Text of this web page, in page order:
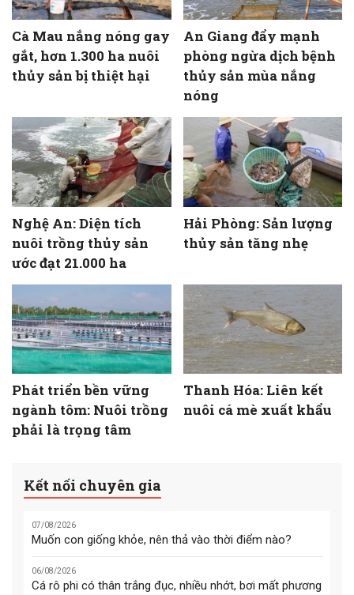
Cà Mau nắng nóng gay
gắt, hơn 1.300 ha nuôi
thủy sản bị thiệt hại
An Giang đẩy mạnh
phòng ngừa dịch bệnh
thủy sản mùa nắng
nóng
Nghệ An: Diện tích
nuôi trồng thủy sản
ước đạt 21.000 ha
Hải Phòng: Sản lượng
thủy sản tăng nhẹ
Phát triển bền vững
ngành tôm: Nuôi trồng
phải là trọng tâm
Thanh Hóa: Liên kết
nuôi cá mè xuất khẩu
Kết nối chuyên gia
07/08/2026
Muốn con giống khỏe, nên thả vào thời điểm nào?
06/08/2026
Cá rô phi có thân trắng đục, nhiều nhớt, bơi mất phương